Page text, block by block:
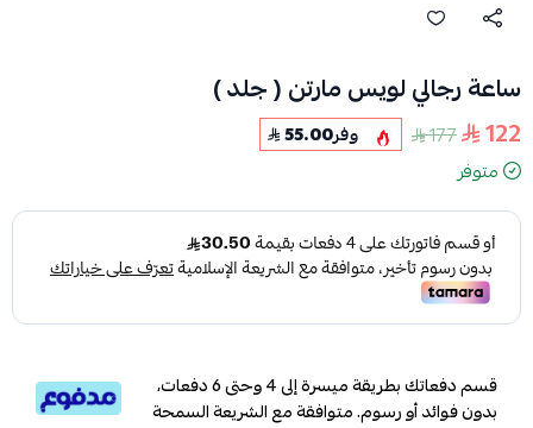
ساعة رجالي لويس مارتن ( جلد )
122
177 وفر55.00
متوفر
قسم دفعاتك بطريقة ميسرة إلى 4 وحتى 6 دفعات،
بدون فوائد أو رسوم. متوافقة مع الشريعة السمحة